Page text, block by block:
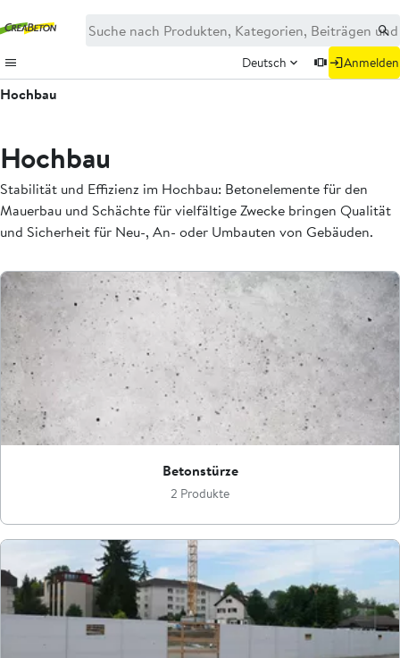
Deutsch Anmelden
Hochbau
Hochbau
Stabilität und Effizienz im Hochbau: Betonelemente für den
Mauerbau und Schächte für vielfältige Zwecke bringen Qualität
und Sicherheit für Neu-, An- oder Umbauten von Gebäuden.
Betonstürze
2 Produkte